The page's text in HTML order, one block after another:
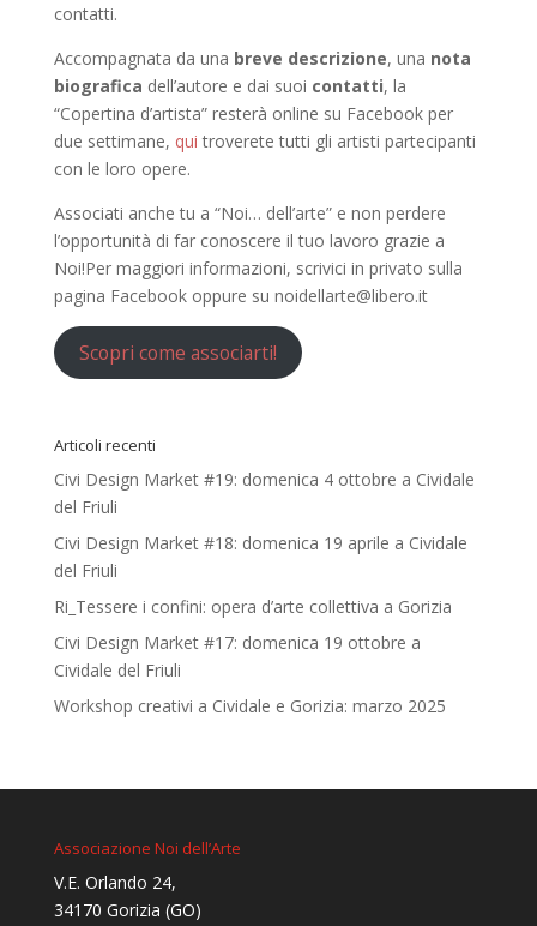
contatti.
Accompagnata da una breve descrizione, una nota
biografica dell’autore e dai suoi contatti, la
“Copertina d’artista” resterà online su Facebook per
due settimane, quitroverete tutti gli artisti partecipanti
con le loro opere.
Associati anche tu a “Noi… dell’arte” e non perdere
l’opportunità di far conoscere il tuo lavoro grazie a
Noi!Per maggiori informazioni, scrivici in privato sulla
pagina Facebook oppure su noidellarte@libero.it
Scopri come associarti!
Articoli recenti
Civi Design Market #19: domenica 4 ottobre a Cividale
del Friuli
Civi Design Market #18: domenica 19 aprile a Cividale
del Friuli
Ri_Tessere i confini: opera d’arte collettiva a Gorizia
Civi Design Market #17: domenica 19 ottobre a
Cividale del Friuli
Workshop creativi a Cividale e Gorizia: marzo 2025
Associazione Noi dell’Arte
V.E. Orlando 24,
34170 Gorizia (GO)